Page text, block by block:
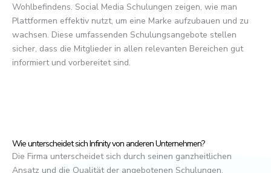
Wohlbefindens. Social Media Schulungen zeigen, wie man
Plattformen effektiv nutzt, um eine Marke aufzubauen und zu
wachsen. Diese umfassenden Schulungsangebote stellen
sicher, dass die Mitglieder in allen relevanten Bereichen gut
informiert und vorbereitet sind.
Wie unterscheidet sich Infinity von anderen Unternehmen?
Die Firma unterscheidet sich durch seinen ganzheitlichen
Ansatz und die Qualität der angebotenen Schulungen.